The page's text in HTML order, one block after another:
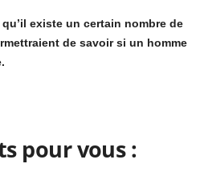
qu’il existe un certain nombre de
de savoir si un homme
pour vous :